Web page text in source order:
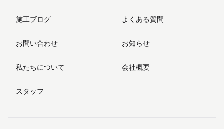
施工ブログ よくある質問
お問い合わせ お知らせ
私たちについて 会社概要
スタッフ